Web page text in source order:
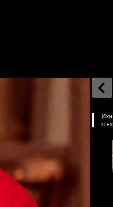
© FX